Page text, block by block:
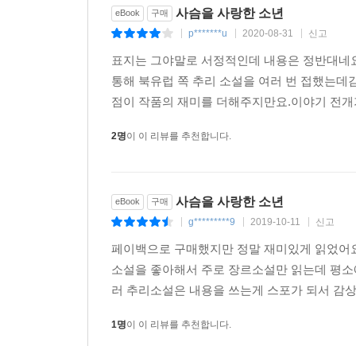
eBook 구매 사슴을 사랑한 소년
p*******u 2020-08-31 신고
표지는 그야말로 서정적인데 내용은 정반대
통해 북유럽 쪽 추리 소설을 여러 번 접했는
점이 작품의 재미를 더해주지만요.이야기 전
2명이 이 리뷰를 추천합니다.
eBook 구매 사슴을 사랑한 소년
g*********9 2019-10-11 신고
페이백으로 구매했지만 정말 재미있게 읽었
소설을 좋아해서 주로 장르소설만 읽는데 평
러 추리소설은 내용을 쓰는게 스포가 되서 감
1명이 이 리뷰를 추천합니다.